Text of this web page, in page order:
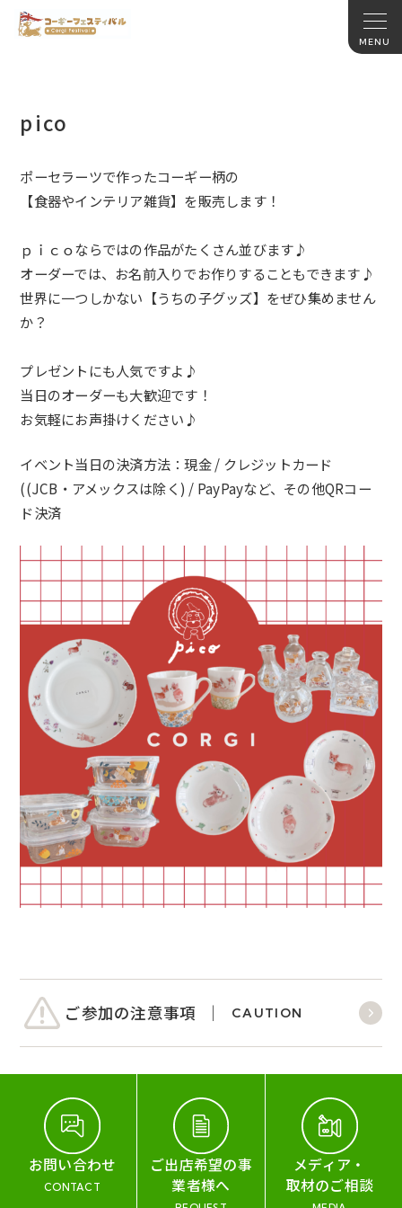
pico
ポーセラーツで作ったコーギー柄の
【食器やインテリア雑貨】を販売します！
ｐｉｃｏならではの作品がたくさん並びます♪
オーダーでは、お名前入りでお作りすることもできます♪
世界に一つしかない【うちの子グッズ】をぜひ集めません
か？
プレゼントにも人気ですよ♪
当日のオーダーも大歓迎です！
お気軽にお声掛けください♪
イベント当日の決済方法：現金 / クレジットカード
((JCB・アメックスは除く ) / PayPayなど、その他QRコー
ド決済
ご参加の注意事項 CAUTION
お問い合わせ
CONTACT
ご出店希望の事
業者様へ
メディア・
取材のご相談